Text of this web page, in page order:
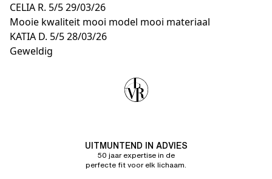
CELIA R. 5/529/03/26
Mooie kwaliteit mooi model mooi materiaal
KATIA D. 5/528/03/26
Geweldig
UITMUNTEND IN ADVIES
50 jaar expertise in de
perfecte fit voor elk lichaam.